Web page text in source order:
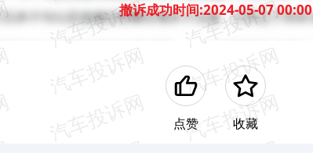
撤诉成功时间:2024-05-07 00:00
点赞 收藏